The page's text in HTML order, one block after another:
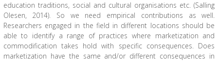
education traditions, social and cultural organisations etc. (Salling
Olesen, 2014). So we need empirical contributions as well.
Researchers engaged in the field in different locations should be
able to identify a range of practices where marketization and
commodification takes hold with specific consequences. Does
marketization have the same and/or different consequences in